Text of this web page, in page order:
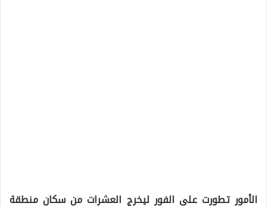
الأمور تطورت على الفور ليخرج العشرات من سكان منطقة